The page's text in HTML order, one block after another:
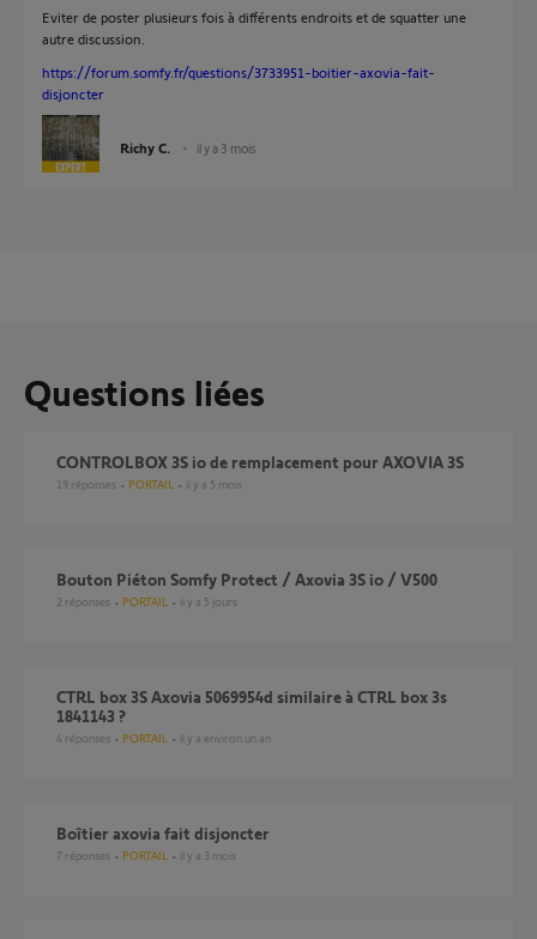
Eviter de poster plusieurs fois à différents endroits et de squatter une
autre discussion.
https://forum.somfy.fr/questions/3733951-boitier-axovia-fait-
disjoncter
Richy C. il y a 3 mois
Questions liées
CONTROLBOX 3S io de remplacement pour AXOVIA 3S
19 réponses PORTAIL il y a 5 mois
Bouton Piéton Somfy Protect / Axovia 3S io / V500
2 réponses PORTAIL il y a 5 jours
CTRL box 3S Axovia 5069954d similaire à CTRL box 3s
1841143 ?
4 réponses PORTAIL il y a environ un an
Boîtier axovia fait disjoncter
7 réponses PORTAIL il y a 3 mois